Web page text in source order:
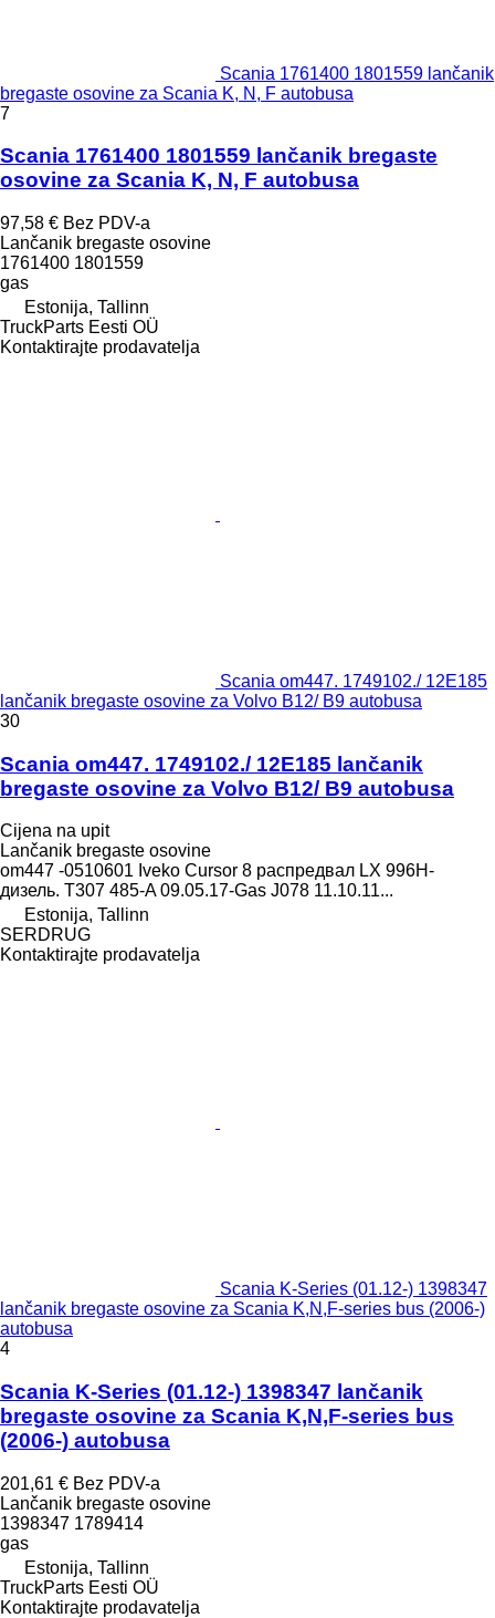
Scania 1761400 1801559 lančanik
bregaste osovine za Scania K, N, F autobusa
7
Scania 1761400 1801559 lančanik bregaste
osovine za Scania K, N, F autobusa
97,58 € Bez PDV-a
Lančanik bregaste osovine
1761400 1801559
gas
Estonija, Tallinn
TruckParts Eesti OÜ
Kontaktirajte prodavatelja
Scania om447. 1749102./ 12E185
lančanik bregaste osovine za Volvo B12/ B9 autobusa
30
Scania om447. 1749102./ 12E185 lančanik
bregaste osovine za Volvo B12/ B9 autobusa
Cijena na upit
Lančanik bregaste osovine
om447 -0510601 Iveko Cursor 8 распредвал LX 996H-
дизель. T307 485-A 09.05.17-Gas J078 11.10.11...
Estonija, Tallinn
SERDRUG
Kontaktirajte prodavatelja
Scania K-Series (01.12-) 1398347
lančanik bregaste osovine za Scania K,N,F-series bus (2006-)
autobusa
4
Scania K-Series (01.12-) 1398347 lančanik
bregaste osovine za Scania K,N,F-series bus
(2006-) autobusa
201,61 € Bez PDV-a
Lančanik bregaste osovine
1398347 1789414
gas
Estonija, Tallinn
TruckParts Eesti OÜ
Kontaktirajte prodavatelja